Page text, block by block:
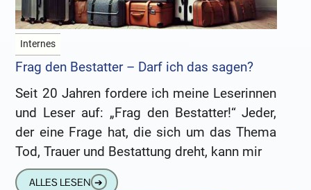
Internes
Frag den Bestatter – Darf ich das sagen?
Seit 20 Jahren fordere ich meine Leserinnen
und Leser auf: „Frag den Bestatter!“ Jeder,
der eine Frage hat, die sich um das Thema
Tod, Trauer und Bestattung dreht, kann mir
ALLES LESEN ➔